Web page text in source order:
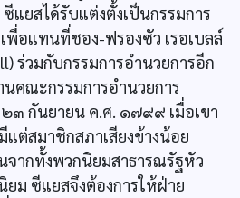
ยสได้รับแต่งตั้งเป็นกรรมการ
พื่อแทนที่ชอง-ฟรองซัว เรอเบลล์
ร่วมกับกรรมการอำนวยการอีก
คณะกรรมการอำนวยการ
๓ กันยายน ค.ศ. ๑๗๙๙ เมื่อเขา
ต่สมาชิกสภาเสียงข้างน้อย
ากทั้งพวกนิยมสาธารณรัฐหัว
ม ซีแยสจึงต้องการให้ฝ่าย